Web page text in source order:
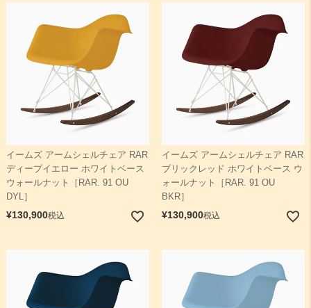
イームズ アームシェルチェア RAR
ディープイエロー ホワイトベース
ウォールナット［RAR. 91 OU
DYL］
¥130,900税込
イームズ アームシェルチェア RAR
ブリックレッド ホワイトベース ウ
ォールナット［RAR. 91 OU
BKR］
¥130,900税込